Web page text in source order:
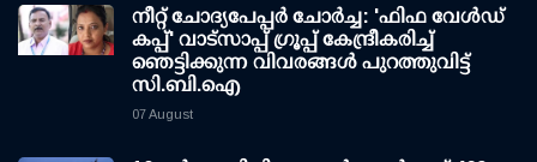
നീറ്റ് ചോദ്യപേപ്പര്‍ ചോര്‍ച്ച: 'ഫിഫ വേള്‍ഡ്
കപ്പ്' വാട്സാപ്പ് ഗ്രൂപ്പ് കേന്ദ്രീകരിച്ച്
ഞെട്ടിക്കുന്ന വിവരങ്ങള്‍ പുറത്തുവിട്ട്
സി.ബി.ഐ
07 August